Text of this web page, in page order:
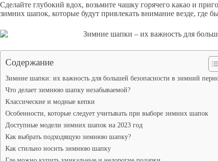
Сделайте глубокий вдох, возьмите чашку горячего какао и
зимних шапок, которые будут привлекать внимание везде, где
Содержание
Зимние шапки: их важность для большей безопасности в зимний
Что делает зимнюю шапку незабываемой?
Классические и модные кепки
Особенности, которые следует учитывать при выборе зимних шапок
Доступные модели зимних шапок на 2023 год
Как выбрать подходящую зимнюю шапку?
Как стильно носить зимнюю шапку